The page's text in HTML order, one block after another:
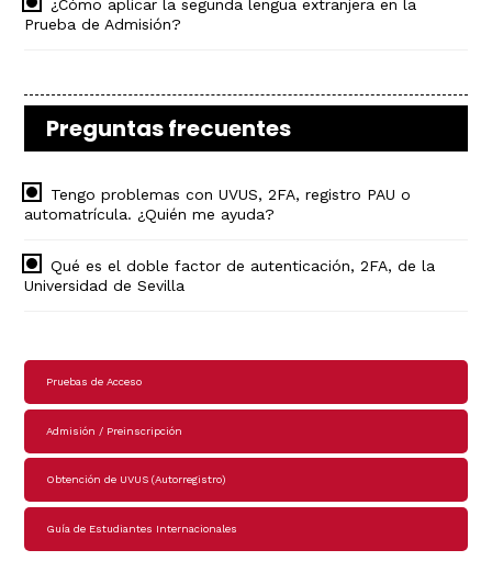
¿Cómo aplicar la segunda lengua extranjera en la
Prueba de Admisión?
Preguntas frecuentes
Tengo problemas con UVUS, 2FA, registro PAU o
automatrícula. ¿Quién me ayuda?
Qué es el doble factor de autenticación, 2FA, de la
Universidad de Sevilla
Navegación
principal
Pruebas de Acceso
Admisión / Preinscripción
Obtención de UVUS (Autorregistro)
Guía de Estudiantes Internacionales